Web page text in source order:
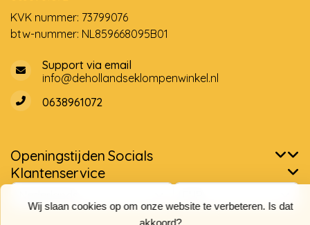
Wij slaan cookies op om onze website te verbeteren. Is dat
akkoord?
KVK nummer: 73799076
btw-nummer: NL859668095B01
Support via email
info@dehollandseklompenwinkel.nl
0638961072
Openingstijden Socials
Klantenservice